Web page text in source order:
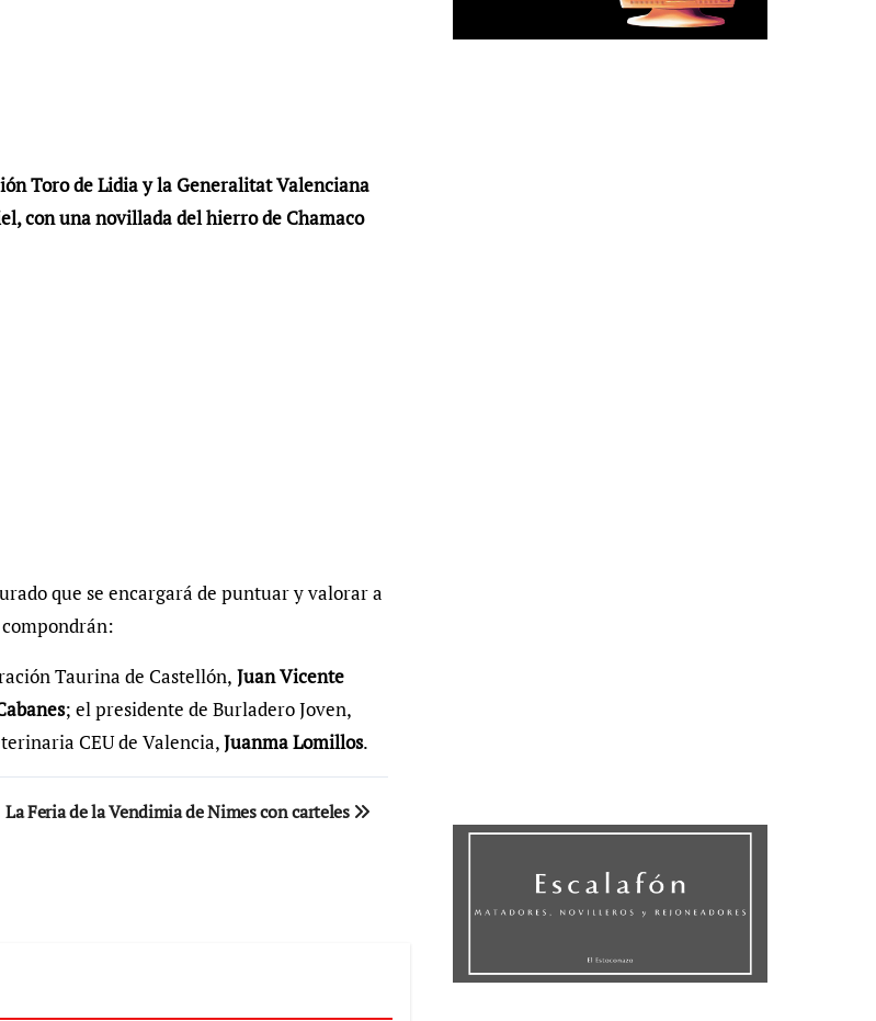
Toro de Lidia y la Generalitat Valenciana
con una novillada del hierro de Chamaco
que se encargará de puntuar y valorar a
Taurina de Castellón, Juan Vicente
; el presidente de Burladero Joven,
CEU de Valencia,Juanma Lomillos.
La Feria de la Vendimia de Nimes con carteles